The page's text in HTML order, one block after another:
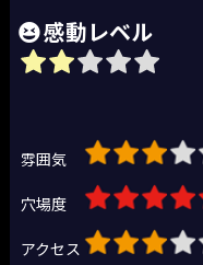
感動レベル
雰囲気
穴場度
アクセス